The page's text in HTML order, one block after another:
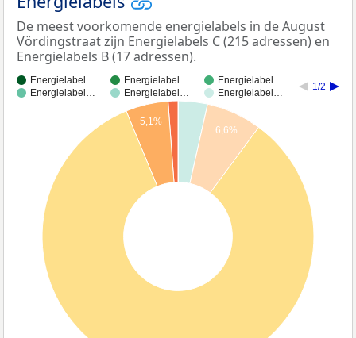
De meest voorkomende energielabels in de August
Vördingstraat zijn Energielabels C (215 adressen) en
Energielabels B (17 adressen).
Energielabel… Energielabel…
Energielabel…
Energielabel…
Energielabel… Energielabel…
1/2
6,6%
5,1%